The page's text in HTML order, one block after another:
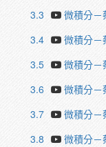
3.3
微積分
3.4
微積分
3.5
微積分
3.6
微積分
3.7
微積分
3.8
微積分